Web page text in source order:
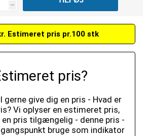
h
Estimeret pris pr.100 stk
pris?
gerne give dig en pris - Hvad er
Vi oplyser en estimeret pris,
pris tilgængelig - denne pris -
bruge som indikator